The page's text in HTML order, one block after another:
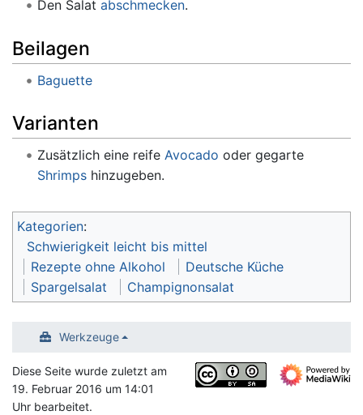
Den Salat abschmecken.
Beilagen
Baguette
Varianten
Zusätzlich eine reife Avocado oder gegarte
Shrimpshinzugeben.
Kategorien:
Schwierigkeit leicht bis mittel
Rezepte ohne Alkohol
Deutsche Küche
Spargelsalat
Champignonsalat
Werkzeuge
Diese Seite wurde zuletzt am
19. Februar 2016 um 14:01
Uhr bearbeitet.